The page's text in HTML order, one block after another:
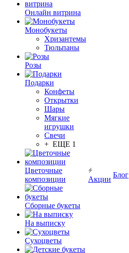
Онлайн витрина
Монобукеты
Хризантемы
Тюльпаны
Розы
Подарки
Конфеты
Открытки
Шары
Мягкие
игрушки
Свечи
+ ЕЩЕ 1
Цветочные
композиции
Сборные букеты
На выписку
Сухоцветы
Акции
Блог